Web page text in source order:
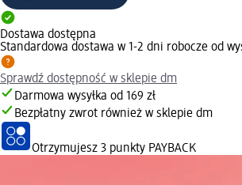
Dostawa dostępna
Standardowa dostawa w 1-2 dni robocze od
Sprawdź dostępność w sklepie dm
Darmowa wysyłka od 169 zł
Bezpłatny zwrot również w sklepie dm
Otrzymujesz 3 punkty PAYBACK